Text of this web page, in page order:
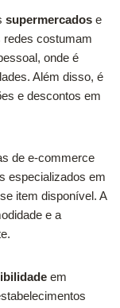
supermercados e
redes costumam
onde é
Além disso, é
e descontos em
de e-commerce
especializados em
item disponível. A
e a
em